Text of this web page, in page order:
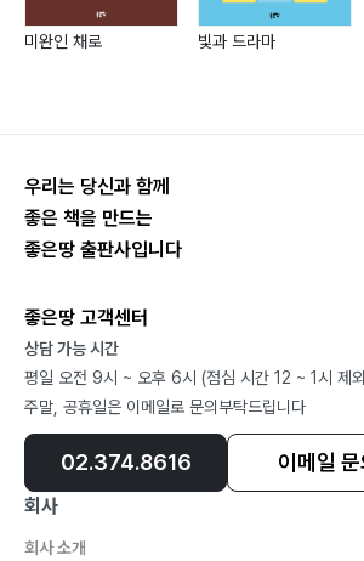
서가 옳음입니다
2) 이 세상은 약육강식의 질서가 선이
선이 되고 그가 하는 행위는 옳음(義)
선입니다
4) 이 세상은 약육강식의 질서가 선이므
위하여 수단 방법을 가리지 않고 먼저
Ⅱ 타락 후 이 세상이 약육강식의 서열
유
1) 인간은 모두가 자신의 생명(삶)을 가
니다
2) 인간은 먹어야만 살 수 있는 존재입
미완인 채로 빛과 드라마
우리는 당신과 함께
좋은 책을 만드는
좋은땅 출판사입니다
좋은땅 고객센터
상담 가능 시간
평일 오전 9시 ~ 오후 6시 (점심 시간 12 ~ 1시 제
주말, 공휴일은 이메일로 문의부탁드립니다
02.374.8616 이메일 문
회사
회사 소개